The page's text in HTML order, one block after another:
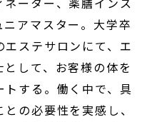
アマスター。大学卒
ステサロンにて、エ
して、お客様の体を
する。働く中で、具
の必要性を実感し、